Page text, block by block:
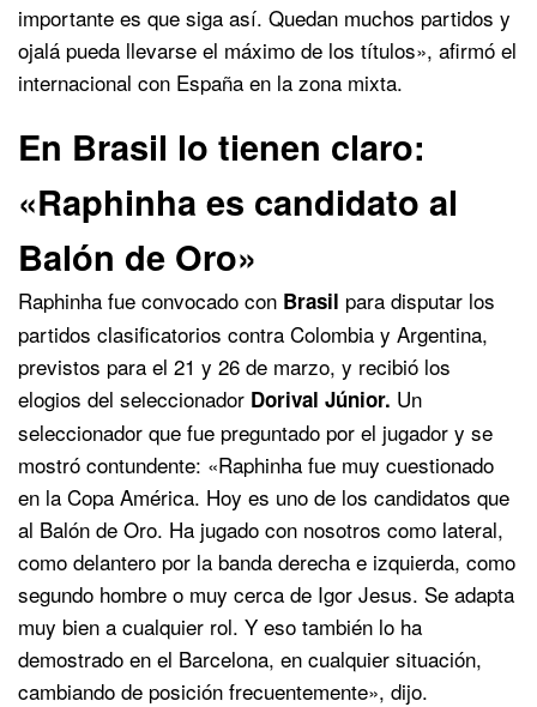
importante es que siga así. Quedan muchos partidos y
ojalá pueda llevarse el máximo de los títulos», afirmó el
internacional con España en la zona mixta.
En Brasil lo tienen claro:
«Raphinha es candidato al
Balón de Oro»
Raphinha fue convocado con Brasil para disputar los
partidos clasificatorios contra Colombia y Argentina,
previstos para el 21 y 26 de marzo, y recibió los
elogios del seleccionador Dorival Júnior. Un
seleccionador que fue preguntado por el jugador y se
mostró contundente: «Raphinha fue muy cuestionado
en la Copa América. Hoy es uno de los candidatos que
al Balón de Oro. Ha jugado con nosotros como lateral,
como delantero por la banda derecha e izquierda, como
segundo hombre o muy cerca de Igor Jesus. Se adapta
muy bien a cualquier rol. Y eso también lo ha
demostrado en el Barcelona, en cualquier situación,
cambiando de posición frecuentemente», dijo.